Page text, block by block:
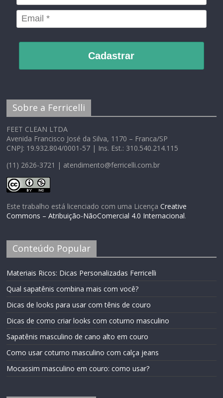
Cadastrar
Sobre a Ferricelli
FEET CLEAN LTDA
Avenida Francisco José da Silva, 1170 – Franca/SP
CNPJ: 19.932.804/0001-57 | Ins. Est.: 310.540.214.115
(11) 2626-3721 | atendimento@ferricelli.com.br
Este trabalho está licenciado com uma LicençaCreative
Commons – Atribuição-NãoComercial 4.0 Internacional.
Conteúdo Popular
Materiais Ricos: Dicas Personalizadas Ferricelli
Qual sapatênis combina mais com você?
Dicas de looks para usar com tênis de couro
Dicas de como criar looks com coturno masculino
Sapatênis masculino de cano alto em couro
Como usar coturno masculino com calça jeans
Mocassim masculino em couro: como usar?